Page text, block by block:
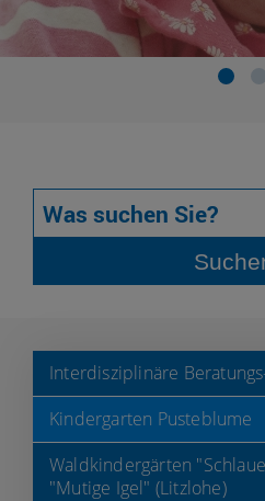
Interdisziplinäre
Kindergarten Pusteblume
Waldkindergärten
"Mutige Igel" (Litzlohe)